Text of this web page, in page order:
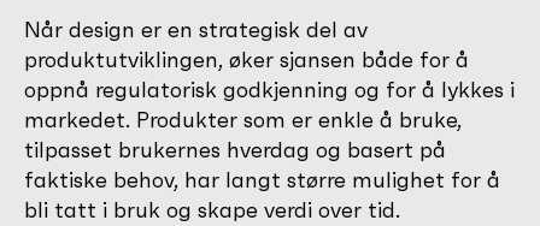
Når design er en strategisk del av
produktutviklingen, øker sjansen både for å
oppnå regulatorisk godkjenning og for å lykkes i
markedet. Produkter som er enkle å bruke,
tilpasset brukernes hverdag og basert på
faktiske behov, har langt større mulighet for å
bli tatt i bruk og skape verdi over tid.